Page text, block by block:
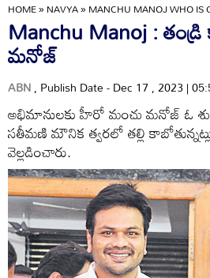
HOME»NAVYA»MANCHU MANOJ WHO IS
Manchu Manoj :
మనోజ్‌
ABN, Publish Date - Dec 17 , 2023 |
అభిమానులకు హీరో మంచు మనోజ్‌ ఓ
సతీమణి మౌనిక త్వరలో తల్లి
వెల్లడించారు.